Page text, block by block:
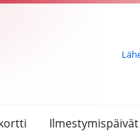
Ilmestymispäivät